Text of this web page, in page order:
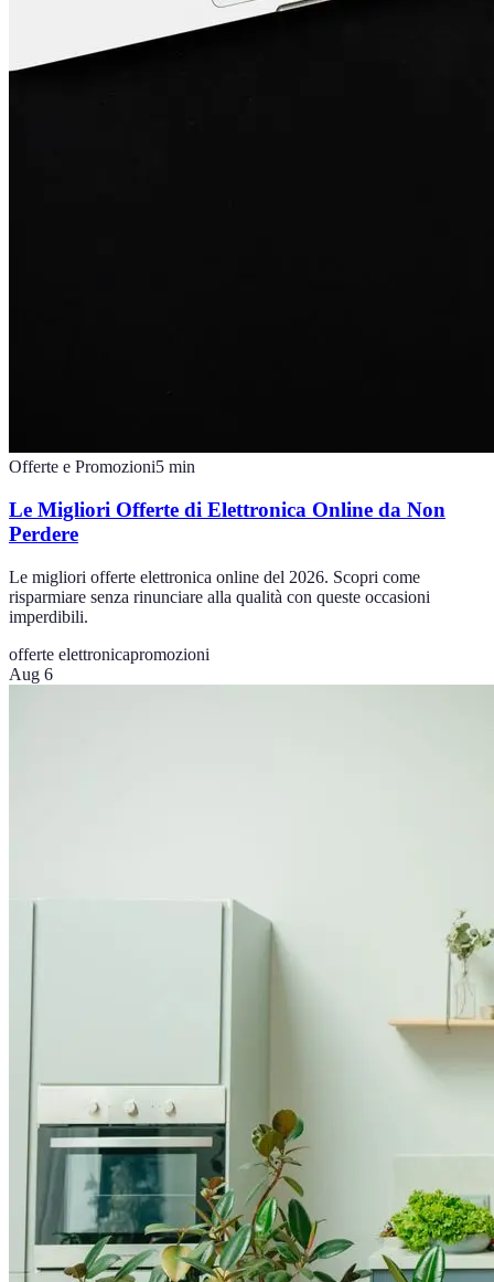
Offerte e Promozioni5 min
Le Migliori Offerte di Elettronica Online da Non
Perdere
Le migliori offerte elettronica online del 2026. Scopri come
risparmiare senza rinunciare alla qualità con queste occasioni
imperdibili.
offerte elettronicapromozioni
Aug 6